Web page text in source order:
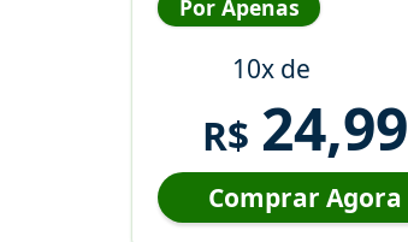
Por Apenas
10x de
R$ 24,99
Comprar Agora